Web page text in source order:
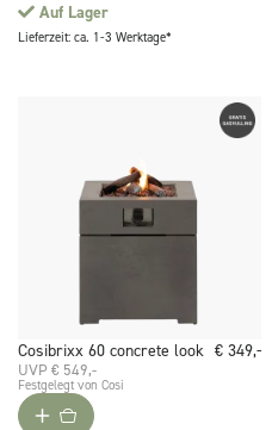
Auf Lager
Lieferzeit: ca. 1-3 Werktage*
Cosibrixx 60 concrete look € 349,-
UVP € 549,-
Festgelegt von Cosi